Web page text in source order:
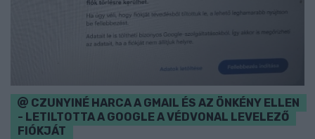
CZUNYINÉ HARCA A GMAIL ÉS AZ ÖNKÉNY ELLEN
- LETILTOTTA A GOOGLE A VÉDVONAL LEVELEZŐ
FIÓKJÁT